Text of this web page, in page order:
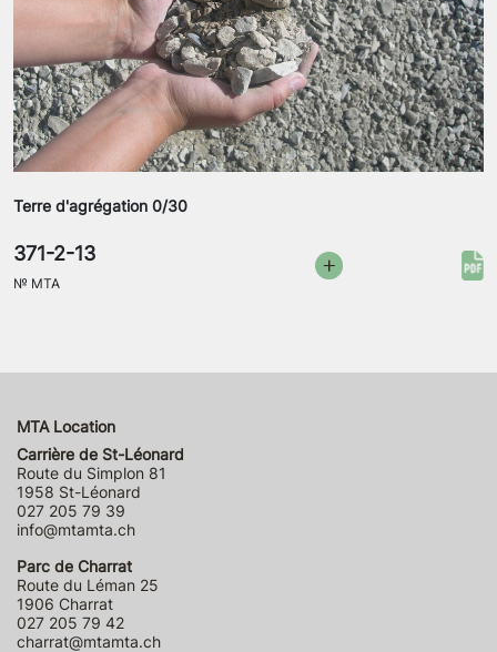
Terre d'agrégation 0/30
371-2-13
№ MTA
MTA Location
Carrière de St-Léonard
Route du Simplon 81
1958 St-Léonard
027 205 79 39
info@mtamta.ch
Parc de Charrat
Route du Léman 25
1906 Charrat
027 205 79 42
charrat@mtamta.ch